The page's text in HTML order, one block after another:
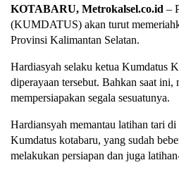
KOTABARU, Metrokalsel.co.id –
(KUMDATUS) akan turut
Provinsi Kalimantan Selatan.
Hardiasyah selaku ketua Kumdatus
diperayaan tersebut. Bahkan saat ini,
mempersiapakan segala sesuatunya.
Hardiansyah memantau latihan tari
Kumdatus kotabaru, yang sudah
melakukan persiapan dan juga